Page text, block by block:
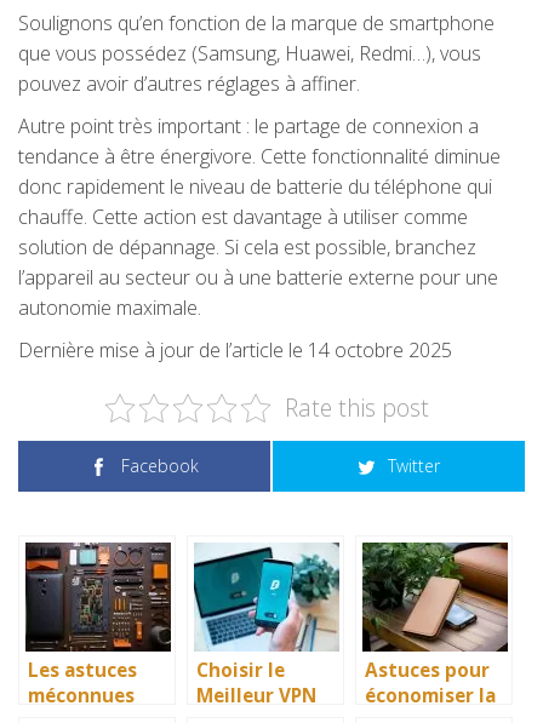
Soulignons qu’en fonction de la marque de smartphone
que vous possédez (Samsung, Huawei, Redmi…), vous
pouvez avoir d’autres réglages à affiner.
Autre point très important : le partage de connexion a
tendance à être énergivore. Cette fonctionnalité diminue
donc rapidement le niveau de batterie du téléphone qui
chauffe. Cette action est davantage à utiliser comme
solution de dépannage. Si cela est possible, branchez
l’appareil au secteur ou à une batterie externe pour une
autonomie maximale.
Dernière mise à jour de l’article le 14 octobre 2025
Rate this post
Facebook Twitter
Les astuces
méconnues
Choisir le
Meilleur VPN
Astuces pour
économiser la